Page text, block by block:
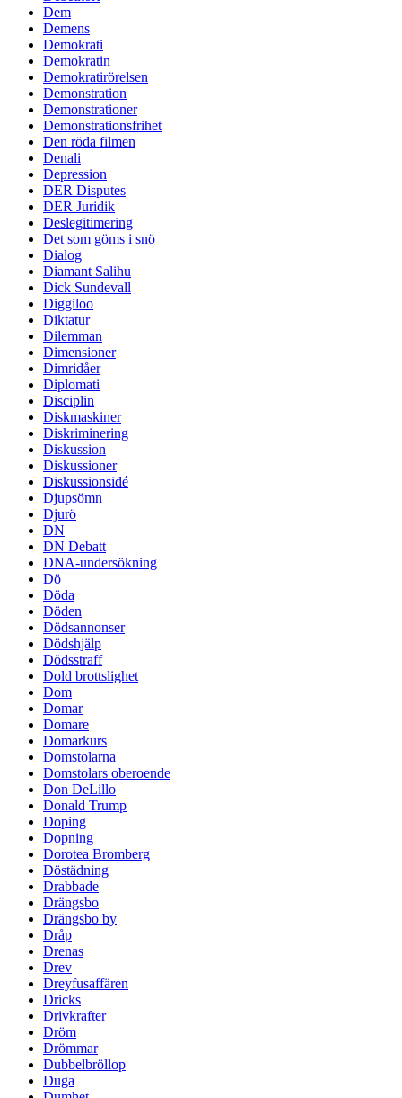
Dem
Demens
Demokrati
Demokratin
Demokratirörelsen
Demonstration
Demonstrationer
Demonstrationsfrihet
Den röda filmen
Denali
Depression
DER Disputes
DER Juridik
Deslegitimering
Det som göms i snö
Dialog
Diamant Salihu
Dick Sundevall
Diggiloo
Diktatur
Dilemman
Dimensioner
Dimridåer
Diplomati
Disciplin
Diskmaskiner
Diskriminering
Diskussion
Diskussioner
Diskussionsidé
Djupsömn
Djurö
DN
DN Debatt
DNA-undersökning
Dö
Döda
Döden
Dödsannonser
Dödshjälp
Dödsstraff
Dold brottslighet
Dom
Domar
Domare
Domarkurs
Domstolarna
Domstolars oberoende
Don DeLillo
Donald Trump
Doping
Dopning
Dorotea Bromberg
Döstädning
Drabbade
Drängsbo
Drängsbo by
Dråp
Drenas
Drev
Dreyfusaffären
Dricks
Drivkrafter
Dröm
Drömmar
Dubbelbröllop
Duga